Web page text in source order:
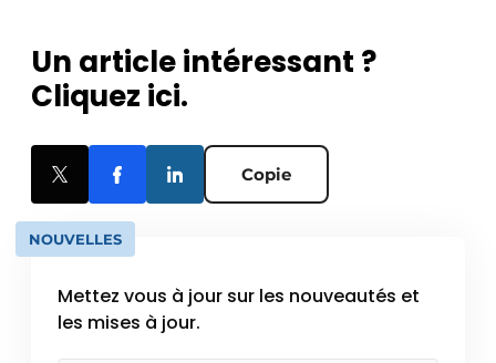
Un article intéressant ?
Cliquez ici.
Copie
NOUVELLES
Mettez vous à jour sur les nouveautés et
les mises à jour.